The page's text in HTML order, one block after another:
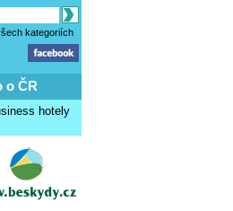
kategoriích
o ČR
hotely